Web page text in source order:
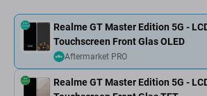
Realme GT Master Edition 5G -
Touchscreen Front Glas OLED
Aftermarket PRO
Realme GT Master Edition 5G -